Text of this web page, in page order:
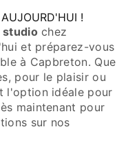
!
studiochez
et préparez-vous
à Capbreton. Que
pour le plaisir ou
l'option idéale pour
maintenant pour
sur nos